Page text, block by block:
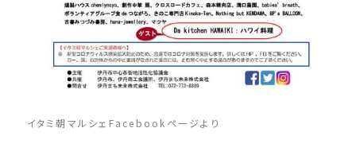
イタミ朝マルシェFacebookページより